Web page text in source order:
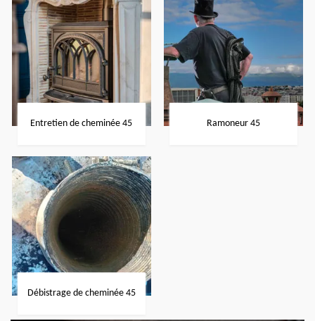
Entretien de cheminée 45 Ramoneur 45
Débistrage de cheminée 45